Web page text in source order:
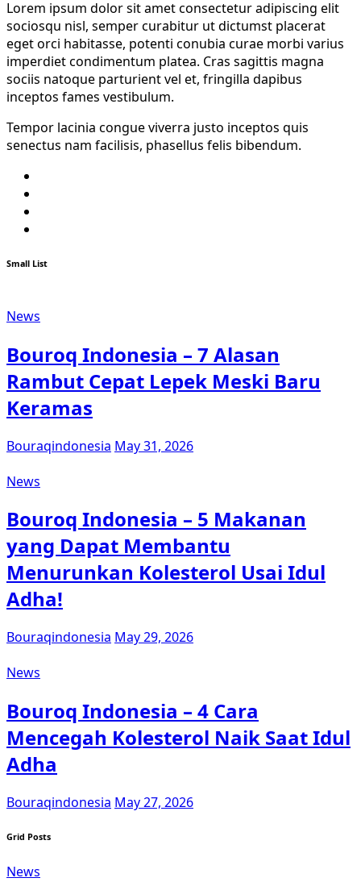
Lorem ipsum dolor sit amet consectetur adipiscing elit
sociosqu nisl, semper curabitur ut dictumst placerat
eget orci habitasse, potenti conubia curae morbi varius
imperdiet condimentum platea. Cras sagittis magna
sociis natoque parturient vel et, fringilla dapibus
inceptos fames vestibulum.
Tempor lacinia congue viverra justo inceptos quis
senectus nam facilisis, phasellus felis bibendum.
Small List
News
Bouroq Indonesia – 7 Alasan
Rambut Cepat Lepek Meski Baru
Keramas
Bouraqindonesia May 31, 2026
News
Bouroq Indonesia – 5 Makanan
yang Dapat Membantu
Menurunkan Kolesterol Usai Idul
Adha!
Bouraqindonesia May 29, 2026
News
Bouroq Indonesia – 4 Cara
Mencegah Kolesterol Naik Saat Idul
Adha
Bouraqindonesia May 27, 2026
Grid Posts
News